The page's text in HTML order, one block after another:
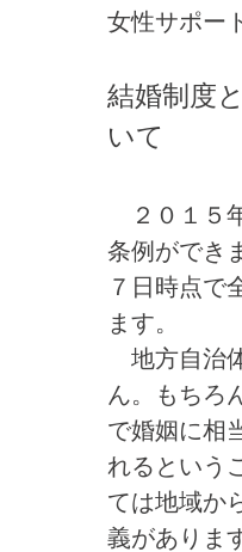
女性サポー
結婚制度
いて
２０１５
条例ができ
７日時点で
ます。
地方自治
ん。もちろ
で婚姻に相
れるという
ては地域か
義がありま